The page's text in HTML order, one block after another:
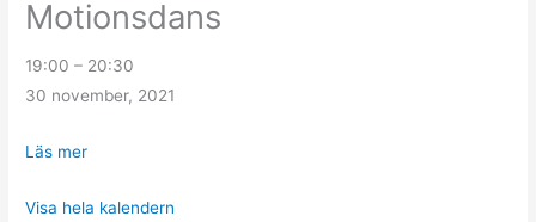
Motionsdans
19:00 – 20:30
30 november, 2021
Läs mer
Visa hela kalendern